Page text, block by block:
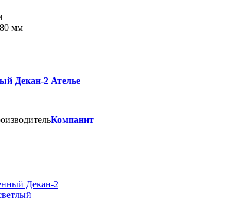
мм
Декан-2 Ателье
Компанит